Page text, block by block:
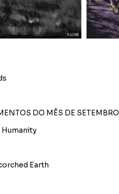
DO MÊS DE SETEMBRO
Humanity
Earth